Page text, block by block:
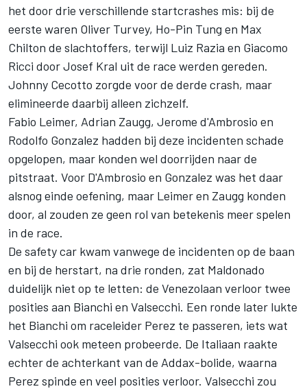
het door drie verschillende startcrashes mis: bij de
eerste waren Oliver Turvey, Ho-Pin Tung en Max
Chilton de slachtoffers, terwijl Luiz Razia en Giacomo
Ricci door Josef Kral uit de race werden gereden.
Johnny Cecotto zorgde voor de derde crash, maar
elimineerde daarbij alleen zichzelf.
Fabio Leimer, Adrian Zaugg, Jerome d'Ambrosio en
Rodolfo Gonzalez hadden bij deze incidenten schade
opgelopen, maar konden wel doorrijden naar de
pitstraat. Voor D'Ambrosio en Gonzalez was het daar
alsnog einde oefening, maar Leimer en Zaugg konden
door, al zouden ze geen rol van betekenis meer spelen
in de race.
De safety car kwam vanwege de incidenten op de baan
en bij de herstart, na drie ronden, zat Maldonado
duidelijk niet op te letten: de Venezolaan verloor twee
posities aan Bianchi en Valsecchi. Een ronde later lukte
het Bianchi om raceleider Perez te passeren, iets wat
Valsecchi ook meteen probeerde. De Italiaan raakte
echter de achterkant van de Addax-bolide, waarna
Perez spinde en veel posities verloor. Valsecchi zou